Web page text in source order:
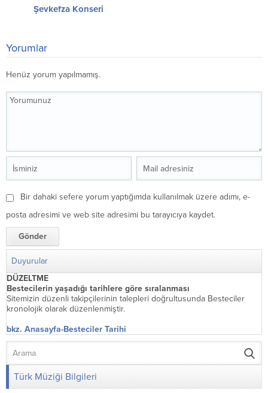
Şevkefza Konseri
Yorumlar
Henüz yorum yapılmamış.
Bir dahaki sefere yorum yaptığımda kullanılmak üzere adımı, e-
posta adresimi ve web site adresimi bu tarayıcıya kaydet.
Duyurular
DÜZELTME
Bestecilerin yaşadığı tarihlere göre sıralanması
Sitemizin düzenli takipçilerinin talepleri doğrultusunda Besteciler
kronolojik olarak düzenlenmiştir.
bkz. Anasayfa-Besteciler Tarihi
Türk Müziği Bilgileri